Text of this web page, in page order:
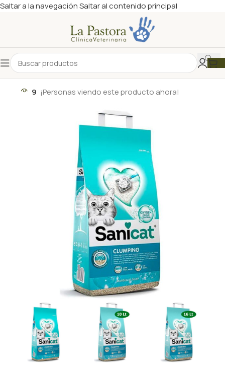
Saltar a la navegaciónSaltar al contenido principal
9 ¡Personas viendo este producto ahora!